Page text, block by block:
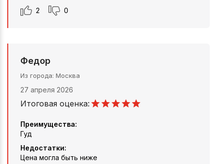
2 0
Федор
Из города Москва
27 апреля 2026
Итоговая оценка:
Преимущества:
Гуд
Недостатки:
Цена могла быть ниже